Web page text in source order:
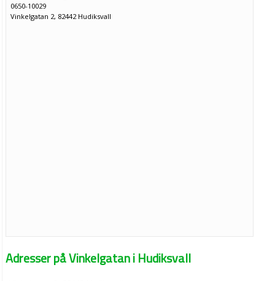
0650-10029
Vinkelgatan 2, 82442 Hudiksvall
Adresser på Vinkelgatan i Hudiksvall